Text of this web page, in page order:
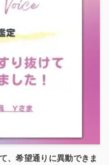
、希望通りに異動できま